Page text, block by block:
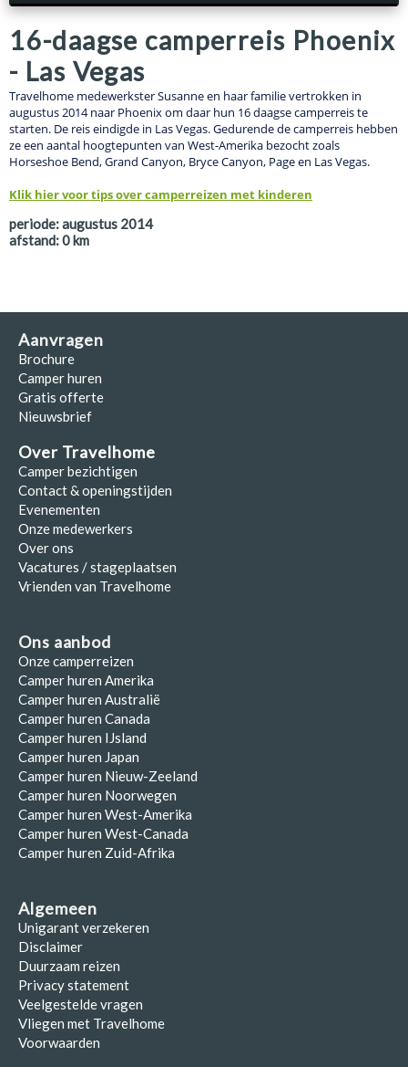
16-daagse camperreis Phoenix
- Las Vegas
Travelhome medewerkster Susanne en haar familie vertrokken in
augustus 2014 naar Phoenix om daar hun 16 daagse camperreis te
starten. De reis eindigde in Las Vegas. Gedurende de camperreis hebben
ze een aantal hoogtepunten van West-Amerika bezocht zoals
Horseshoe Bend, Grand Canyon, Bryce Canyon, Page en Las Vegas.
Klik hier voor tips over camperreizen met kinderen
periode:augustus 2014
afstand:0km
Aanvragen
Brochure
Camper huren
Gratis offerte
Nieuwsbrief
Over Travelhome
Camper bezichtigen
Contact & openingstijden
Evenementen
Onze medewerkers
Over ons
Vacatures / stageplaatsen
Vrienden van Travelhome
Ons aanbod
Onze camperreizen
Camper huren Amerika
Camper huren Australië
Camper huren Canada
Camper huren IJsland
Camper huren Japan
Camper huren Nieuw-Zeeland
Camper huren Noorwegen
Camper huren West-Amerika
Camper huren West-Canada
Camper huren Zuid-Afrika
Algemeen
Unigarant verzekeren
Disclaimer
Duurzaam reizen
Privacy statement
Veelgestelde vragen
Vliegen met Travelhome
Voorwaarden